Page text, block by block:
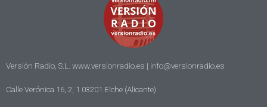
Versión Radio, S.L. www.versionradio.es | info@versionradio.es
Calle Verónica 16, 2, 1 03201 Elche (Alicante)